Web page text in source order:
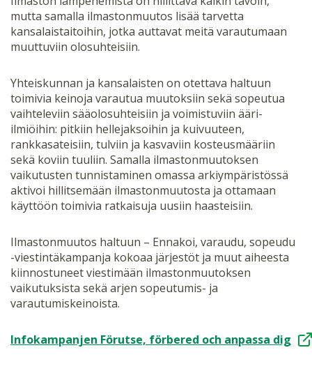
mutta samalla ilmastonmuutos lisää tarvetta
kansalaistaitoihin, jotka auttavat meitä varautumaan
muuttuviin olosuhteisiin.
Yhteiskunnan ja kansalaisten on otettava haltuun
toimivia keinoja varautua muutoksiin sekä sopeutua
vaihteleviin sääolosuhteisiin ja voimistuviin ääri-
ilmiöihin: pitkiin hellejaksoihin ja kuivuuteen,
rankkasateisiin, tulviin ja kasvaviin kosteusmääriin
sekä koviin tuuliin. Samalla ilmastonmuutoksen
vaikutusten tunnistaminen omassa arkiympäristössä
aktivoi hillitsemään ilmastonmuutosta ja ottamaan
käyttöön toimivia ratkaisuja uusiin haasteisiin.
Ilmastonmuutos haltuun – Ennakoi, varaudu, sopeudu
-viestintäkampanja kokoaa järjestöt ja muut aiheesta
kiinnostuneet viestimään ilmastonmuutoksen
vaikutuksista sekä arjen sopeutumis- ja
varautumiskeinoista.
Infokampanjen Förutse, förbered och anpassa dig